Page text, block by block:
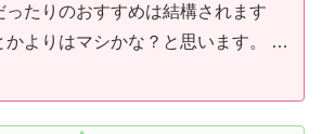
ったりのおすすめは結構されます
かよりはマシかな？と思います。 …